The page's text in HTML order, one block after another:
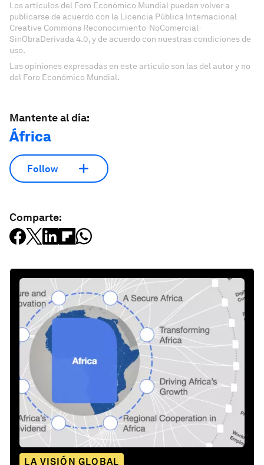
Los artículos del Foro Económico Mundial pueden volver a
publicarse de acuerdo con la Licencia Pública Internacional
Creative Commons Reconocimiento-NoComercial-
SinObraDerivada 4.0, y de acuerdo con nuestras condiciones de
uso.
Las opiniones expresadas en este artículo son las del autor y no
del Foro Económico Mundial.
Mantente al día:
África
Follow
Comparte:
LA VISIÓN GLOBAL